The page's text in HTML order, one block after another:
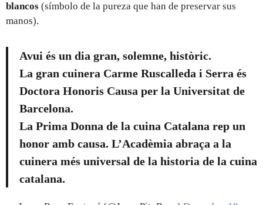
blancos (símbolo de la pureza que han de preservar sus
manos).
Avui és un dia gran, solemne, històric.
La gran cuinera Carme Ruscalleda i Serra és
Doctora Honoris Causa per la Universitat de
Barcelona.
La Prima Donna de la cuina Catalana rep un
honor amb causa. L’Acadèmia abraça a la
cuinera més universal de la historia de la cuina
catalana.